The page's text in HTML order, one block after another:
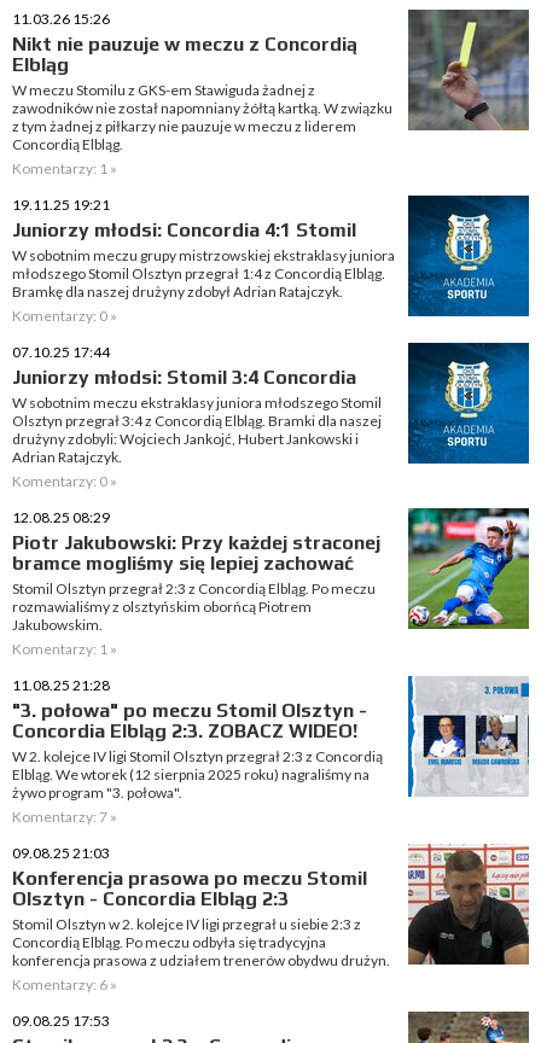
11.03.26 15:26
Nikt nie pauzuje w meczu z Concordią
Elbląg
W meczu Stomilu z GKS-em Stawiguda żadnej z
zawodników nie został napomniany żółtą kartką. W związku
z tym żadnej z piłkarzy nie pauzuje w meczu z liderem
Concordią Elbląg.
Komentarzy: 1 »
19.11.25 19:21
Juniorzy młodsi: Concordia 4:1 Stomil
W sobotnim meczu grupy mistrzowskiej ekstraklasy juniora
młodszego Stomil Olsztyn przegrał 1:4 z Concordią Elbląg.
Bramkę dla naszej drużyny zdobył Adrian Ratajczyk.
Komentarzy: 0 »
07.10.25 17:44
Juniorzy młodsi: Stomil 3:4 Concordia
W sobotnim meczu ekstraklasy juniora młodszego Stomil
Olsztyn przegrał 3:4 z Concordią Elbląg. Bramki dla naszej
drużyny zdobyli: Wojciech Jankojć, Hubert Jankowski i
Adrian Ratajczyk.
Komentarzy: 0 »
12.08.25 08:29
Piotr Jakubowski: Przy każdej straconej
bramce mogliśmy się lepiej zachować
Stomil Olsztyn przegrał 2:3 z Concordią Elbląg. Po meczu
rozmawialiśmy z olsztyńskim oborńcą Piotrem
Jakubowskim.
Komentarzy: 1 »
11.08.25 21:28
"3. połowa" po meczu Stomil Olsztyn -
Concordia Elbląg 2:3. ZOBACZ WIDEO!
W 2. kolejce IV ligi Stomil Olsztyn przegrał 2:3 z Concordią
Elbląg. We wtorek (12 sierpnia 2025 roku) nagraliśmy na
żywo program "3. połowa".
Komentarzy: 7 »
09.08.25 21:03
Konferencja prasowa po meczu Stomil
Olsztyn - Concordia Elbląg 2:3
Stomil Olsztyn w 2. kolejce IV ligi przegrał u siebie 2:3 z
Concordią Elbląg. Po meczu odbyła się tradycyjna
konferencja prasowa z udziałem trenerów obydwu drużyn.
Komentarzy: 6 »
09.08.25 17:53